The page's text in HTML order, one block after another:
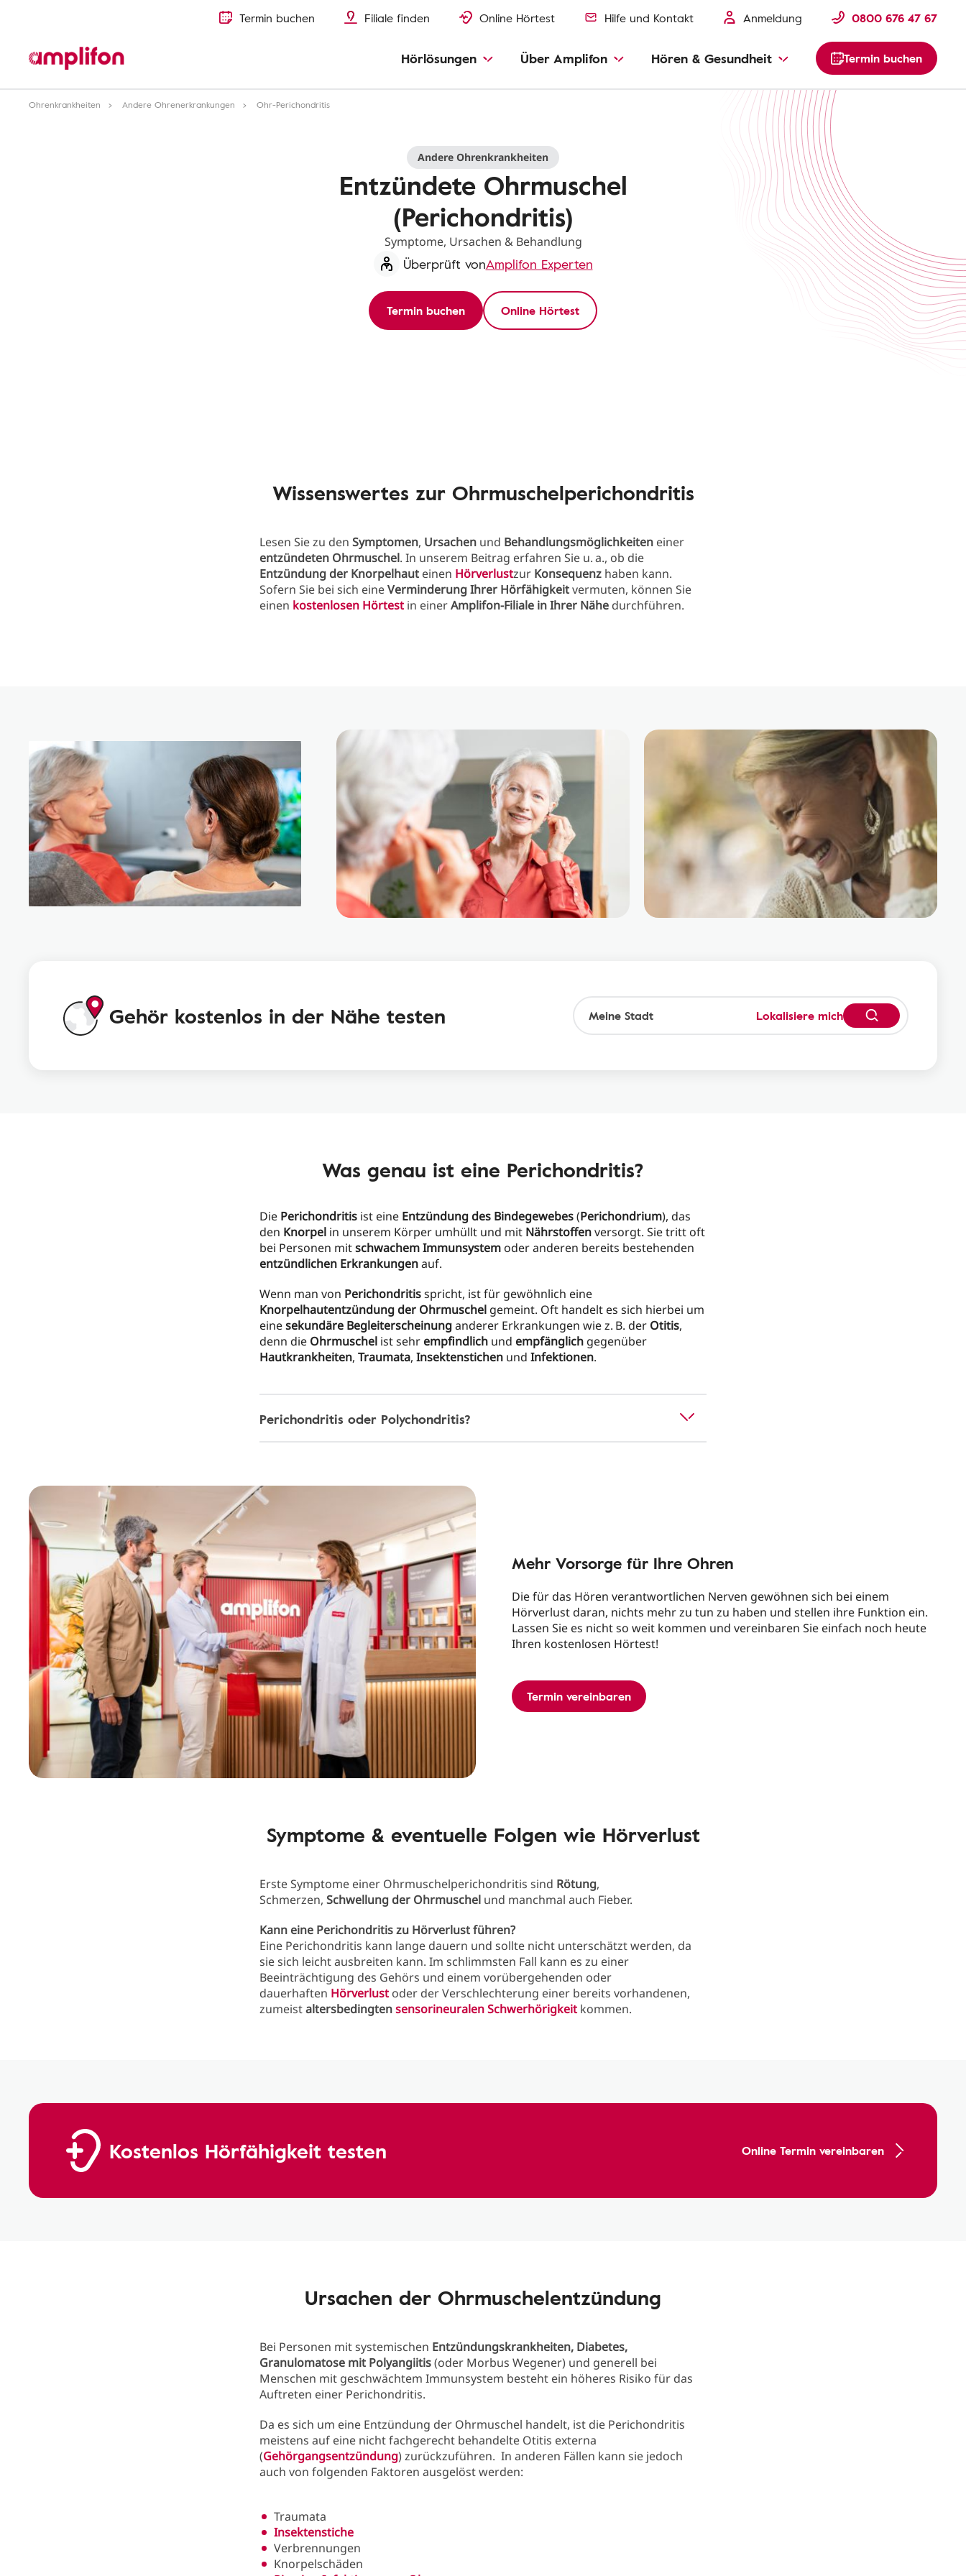
Termin buchen Filiale finden Online Hörtest Hilfe und Kontakt Anmeldung 0800 676 47 67
Hörlösungen Über Amplifon Hören & Gesundheit Termin buchen
Ohrenkrankheiten Andere Ohrenerkrankungen Ohr-Perichondritis
Andere Ohrenkrankheiten
Entzündete Ohrmuschel
(Perichondritis)
Symptome, Ursachen & Behandlung
Überprüft vonAmplifon Experten
Termin buchen Online Hörtest
Wissenswertes zur Ohrmuschelperichondritis
Lesen Sie zu den Symptomen, Ursachen und Behandlungsmöglichkeiten einer
entzündeten Ohrmuschel. In unserem Beitrag erfahren Sie u. a., ob die
Entzündung der Knorpelhaut einen Hörverlustzur Konsequenz haben kann.
Sofern Sie bei sich eineVerminderung Ihrer Hörfähigkeitvermuten, können Sie
einen kostenlosen Hörtest in einerAmplifon-Filiale in Ihrer Nähe durchführen.
Gehör kostenlos in der Nähe testen Lokalisiere mich
Was genau ist eine Perichondritis?
Die Perichondritis ist eine Entzündung des Bindegewebes(Perichondrium), das
den Knorpel in unserem Körper umhüllt und mit Nährstoffenversorgt. Sie tritt oft
bei Personen mitschwachem Immunsystemoder anderen bereits bestehenden
entzündlichen Erkrankungenauf.
Wenn man von Perichondritisspricht, ist für gewöhnlich eine
Knorpelhautentzündung der Ohrmuschel gemeint. Oft handelt es sich hierbei um
einesekundäre Begleiterscheinunganderer Erkrankungen wie z. B. der Otitis,
denn die Ohrmuschel ist sehr empfindlich und empfänglich gegenüber
Hautkrankheiten, Traumata, Insektenstichen und Infektionen.
Perichondritis oder Polychondritis?
Mehr Vorsorge für Ihre Ohren
Die für das Hören verantwortlichen Nerven gewöhnen sich bei einem
Hörverlust daran, nichts mehr zu tun zu haben und stellen ihre Funktion ein.
Lassen Sie es nicht so weit kommen und vereinbaren Sie einfach noch heute
Ihren kostenlosen Hörtest!
Termin vereinbaren
Symptome & eventuelle Folgen wie Hörverlust
Erste Symptome einer Ohrmuschelperichondritis sind Rötung,
Schmerzen, Schwellung der Ohrmuschel und manchmal auch Fieber.
Kann eine Perichondritis zu Hörverlust führen?
Eine Perichondritis kann lange dauern und sollte nicht unterschätzt werden, da
sie sich leicht ausbreiten kann. Im schlimmsten Fall kann es zu einer
Beeinträchtigung des Gehörs und einem vorübergehenden oder
dauerhaften Hörverlust oder der Verschlechterung einer bereits vorhandenen,
zumeistaltersbedingtensensorineuralen Schwerhörigkeit kommen.
Kostenlos Hörfähigkeit testen Online Termin vereinbaren
Ursachen der Ohrmuschelentzündung
Bei Personen mit systemischen Entzündungskrankheiten, Diabetes,
Granulomatose mit Polyangiitis(oder Morbus Wegener) und generell bei
Menschen mit geschwächtem Immunsystem besteht ein höheres Risiko für das
Auftreten einer Perichondritis.
Da es sich um eine Entzündung der Ohrmuschel handelt, ist die Perichondritis
meistens auf eine nicht fachgerecht behandelte Otitis externa
(Gehörgangsentzündung) zurückzuführen. In anderen Fällen kann sie jedoch
auch von folgenden Faktoren ausgelöst werden:
Traumata
Insektenstiche
Verbrennungen
Knorpelschäden